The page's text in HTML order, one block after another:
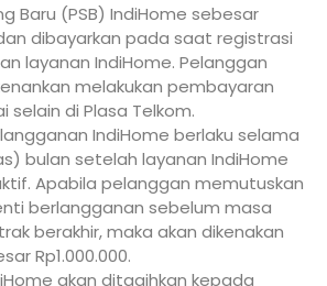
Baru (PSB) IndiHome sebesar
dibayarkan pada saat registrasi
layanan IndiHome. Pelanggan
melakukan pembayaran
selain di Plasa Telkom.
IndiHome berlaku selama
bulan setelah layanan IndiHome
Apabila pelanggan memutuskan
berlangganan sebelum masa
berakhir, maka akan dikenakan
Rp1.000.000.
akan ditagihkan kepada